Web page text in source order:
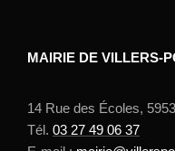
MAIRIE DE VILLERS-
14 Rue des Écoles,
Tél. 03 27 49 06 37